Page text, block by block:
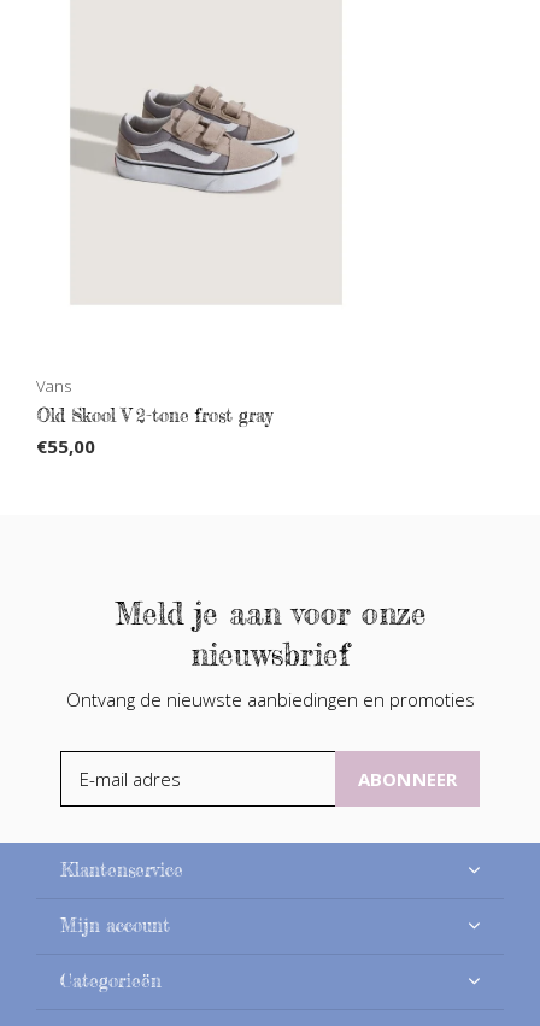
Vans
Old Skool V 2-tone frost gray
€55,00
Meld je aan voor onze
nieuwsbrief
Ontvang de nieuwste aanbiedingen en promoties
ABONNEER
Klantenservice
Mijn account
Categorieën